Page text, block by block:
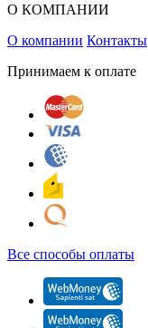
О КОМПАНИИ
О компании Контакты
Принимаем к оплате
Все способы оплаты